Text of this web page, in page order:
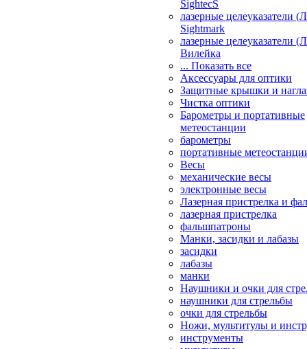
SightecS
лазерные целеуказатели
Sightmark
лазерные целеуказатели
Вилейка
... Показать все
Аксессуары для оптики
Защитные крышки и
Чистка оптики
Барометры и портативные
метеостанции
барометры
портативные
Весы
механические весы
электронные весы
Лазерная пристрелка и
лазерная пристрелка
фальшпатроны
Манки, засидки и лабазы
засидки
лабазы
манки
Наушники и очки для
наушники для стрельбы
очки для стрельбы
Ножи, мультитулы и
инструменты